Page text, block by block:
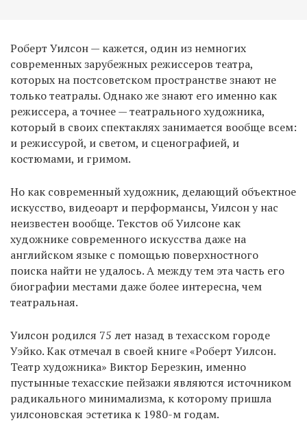
Роберт Уилсон — кажется, один из немногих
современных зарубежных режиссеров театра,
которых на постсоветском пространстве знают не
только театралы. Однако же знают его именно как
режиссера, а точнее — театрального художника,
который в своих спектаклях занимается вообще всем:
и режиссурой, и светом, и сценографией, и
костюмами, и гримом.
Но как современный художник, делающий объектное
искусство, видеоарт и перформансы, Уилсон у нас
неизвестен вообще. Текстов об Уилсоне как
художнике современного искусства даже на
английском языке с помощью поверхностного
поиска найти не удалось. А между тем эта часть его
биографии местами даже более интересна, чем
театральная.
Уилсон родился 75 лет назад в техасском городе
Уэйко. Как отмечал в своей книге «Роберт Уилсон.
Театр художника» Виктор Березкин, именно
пустынные техасские пейзажи являются источником
радикального минимализма, к которому пришла
уилсоновская эстетика к 1980-м годам.